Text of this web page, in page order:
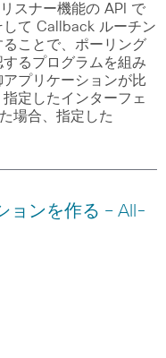
スナー機能の API で
して Callback ルーチン
ことで、ポーリング
るプログラムを組み
プリケーションが比
定したインターフェ
場合、指定した
ョンを作る – All-